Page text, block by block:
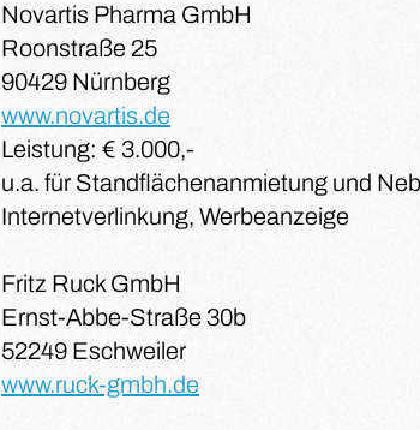
Novartis Pharma GmbH
Roonstraße 25
90429 Nürnberg
www.novartis.de
Leistung: € 3.000,-
u.a. für Standflächenanmietung und
Internetverlinkung, Werbeanzeige
Fritz Ruck GmbH
Ernst-Abbe-Straße 30b
52249 Eschweiler
www.ruck-gmbh.de